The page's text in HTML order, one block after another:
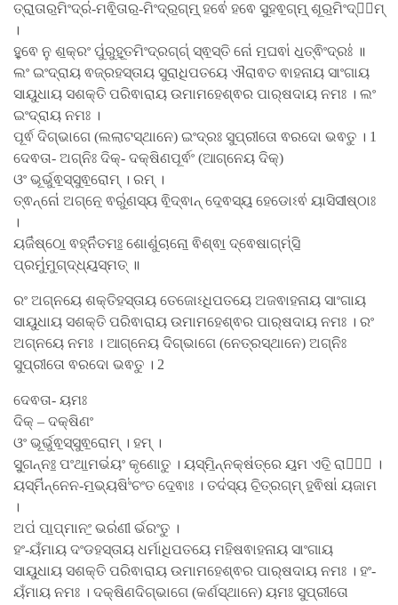
ତ୍ରା॒ତାର॒ମିଂଦ୍ର॑-ମଵି॒ତାର॒-ମିଂଦ୍ର॒ଗ୍​ମ୍॒ ହଵେ॑ ହଵେ ସୁ॒ହଵ॒ଗ୍​ମ୍॒ ଶୂର॒ମିଂଦ୍ର᳚ମ୍
।
ହୁ॒ଵେ ନୁ ଶ॒କ୍ରଂ ପୁ॑ରୁହୂ॒ତମିଂଦ୍ରଗ୍ଗ୍॑ ସ୍ଵ॒ସ୍ତି ନୋ॑ ମ॒ଘଵା॑ ଧ॒॒ତ୍ଵିଂଦ୍ରଃ॑ ॥
ଲଂ ଇଂଦ୍ରାୟ ଵଜ୍ରହସ୍ତାୟ ସୁରାଧିପତୟେ ଐରାଵତ ଵାହନାୟ ସାଂଗାୟ
ସାୟୁଧାୟ ସଶକ୍ତି ପରିଵାରାୟ ଉମାମହେଶ୍ଵର ପାର୍​ଷଦାୟ ନମଃ । ଲଂ
ଇଂଦ୍ରାୟ ନମଃ ।
ପୂର୍ଵ ଦିଗ୍ଭାଗେ (ଲଲାଟସ୍ଥାନେ) ଇଂଦ୍ରଃ ସୁପ୍ରୀତୋ ଵରଦୋ ଭଵତୁ । 1
ଦେଵତା- ଅଗ୍ନିଃ ଦିକ୍- ଦକ୍ଷିଣପୂର୍ଵଂ (ଆଗ୍ନେୟ ଦିକ୍)
ଓଂ ଭୂର୍ଭୁଵ॒ସ୍ସୁଵ॒ରୋମ୍ । ରମ୍ ।
ତ୍ଵନ୍ନୋ॑ ଅଗ୍ନେ॒ ଵରୁ॑ଣସ୍ୟ ଵି॒ଦ୍ଵାନ୍ ଦେ॒ଵସ୍ୟ॒ ହେଡୋଽଵ॑ ୟାସିସୀଷ୍ଠାଃ
।
ୟଜି॑ଷ୍ଠୋ॒ ଵହ୍ନି॑ତମଃ॒ ଶୋଶୁ॑ଚାନୋ॒ ଵିଶ୍ଵା॒ ଦ୍ଵେଷାଗ୍​ମ୍॑ସି॒
ପ୍ରମୁ॑ମୁଗ୍ଦ୍ଧ୍ୟ॒ସ୍ମତ୍ ॥
ରଂ ଅଗ୍ନୟେ ଶକ୍ତିହସ୍ତାୟ ତେଜୋଽଧିପତୟେ ଅଜଵାହନାୟ ସାଂଗାୟ
ସାୟୁଧାୟ ସଶକ୍ତି ପରିଵାରାୟ ଉମାମହେଶ୍ଵର ପାର୍​ଷଦାୟ ନମଃ । ରଂ
ଅଗ୍ନୟେ ନମଃ । ଆଗ୍ନେୟ ଦିଗ୍ଭାଗେ (ନେତ୍ରସ୍ଥାନେ) ଅଗ୍ନିଃ
ସୁପ୍ରୀତୋ ଵରଦୋ ଭଵତୁ । 2
ଦେଵତା- ୟମଃ
ଦିକ୍ – ଦକ୍ଷିଣଂ
ଓଂ ଭୂର୍ଭୁଵ॒ସ୍ସୁଵ॒ରୋମ୍ । ହମ୍ ।
ସୁ॒ଗନ୍ନଃ॒ ପଂଥା॒ମଭ॑ୟଂ କୃଣୋତୁ । ୟସ୍ମି॒ନ୍ନକ୍ଷ॑ତ୍ରେ ୟ॒ମ ଏତି॒ ରାଜା᳚ ।
ୟସ୍ମି॑ନ୍ନେନ-ମ॒ଭ୍ୟଷିଂ॑ଚଂତ ଦେ॒ଵାଃ । ତଦ॑ସ୍ୟ ଚି॒ତ୍ରଗ୍​ମ୍ ହ॒ଵିଷା॑ ୟଜାମ
।
ଅପ॑ ପା॒ପ୍ମାନଂ॒ ଭର॑ଣୀ ର୍ଭରଂତୁ ।
ହଂ-ୟଁମାୟ ଦଂଡହସ୍ତାୟ ଧର୍ମାଧିପତୟେ ମହିଷଵାହନାୟ ସାଂଗାୟ
ସାୟୁଧାୟ ସଶକ୍ତି ପରିଵାରାୟ ଉମାମହେଶ୍ଵର ପାର୍​ଷଦାୟ ନମଃ । ହଂ-
ୟଁମାୟ ନମଃ । ଦକ୍ଷିଣଦିଗ୍ଭାଗେ (କର୍ଣସ୍ଥାନେ) ୟମଃ ସୁପ୍ରୀତୋ